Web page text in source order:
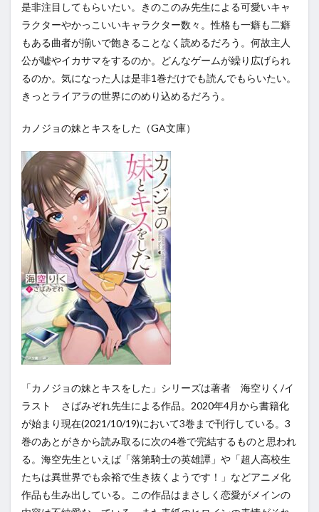
是非注目してもらいたい。きのこのみ先生による可愛いキャ
ラクターやかっこいいキャラクター数々。性格も一癖も二癖
もある曲者が揃いで飽きることなく読めるだろう。何故主人
公が嘘やイカサマをするのか。どんなゲームが繰り広げられ
るのか。気になった人は是非1巻だけでも読んでもらいたい。
きっとライアラの世界にのめり込めるだろう。
カノジョの妹とキスをした（GA文庫）
「カノジョの妹とキスをした」シリーズは著者 海空りく/イ
ラスト さばみぞれ先生による作品。2020年4月から書籍化
が始まり現在(2021/10/19)において3巻まで刊行している。3
巻のあとがきから読み取るに次の4巻で完結するものと思われ
る。海空先生といえば「落第騎士の英雄譚」や「超人高校生
たちは異世界でも余裕で生き抜くようです！」などアニメ化
作品も生み出している。この作品はまさしく恋愛がメインの